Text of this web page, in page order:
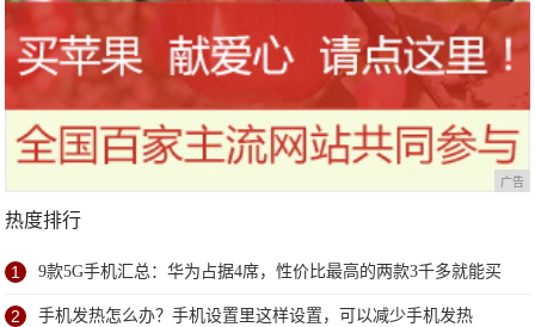
广告
热度排行
1 9款5G手机汇总：华为占据4席，性价比最高的两款3千多就能买
到
2 手机发热怎么办？手机设置里这样设置，可以减少手机发热